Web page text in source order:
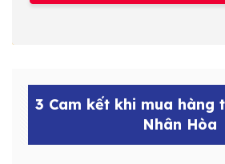
3 Cam kết khi mua hàng
Nhân Hòa